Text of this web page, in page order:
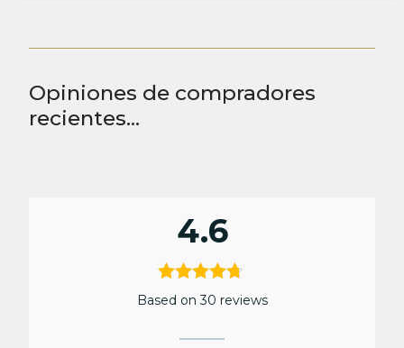
Opiniones de compradores
recientes...
4.6
Based on 30 reviews